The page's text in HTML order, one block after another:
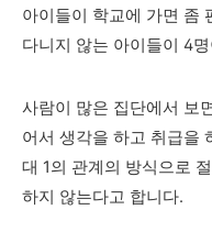
아이들이 학교에 가면 좀
다니지 않는 아이들이 4
사람이 많은 집단에서 보
어서 생각을 하고 취급을
대 1의 관계의 방식으로
하지 않는다고 합니다.